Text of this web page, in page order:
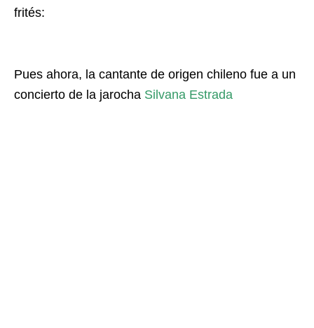
frités:
Pues ahora, la cantante de origen chileno fue a un
concierto de la jarocha Silvana Estrada